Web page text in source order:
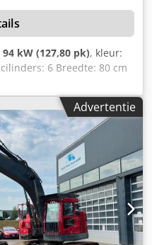
94 kW (127,80 pk), kleur:
6 Breedte: 80 cm
Serienummer:
cilinders: 6
6,71 m Maximale
kN Bedrijfstijden: 5397
129 kW CE-conform:
mm Staat:
Advertentie